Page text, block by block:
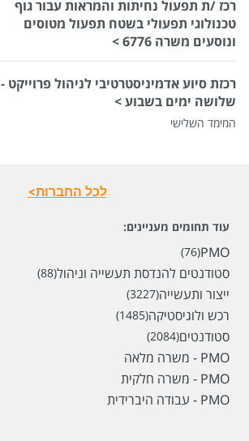
שכר
המעסיק לא סיפר לנו
סוג משרה
אקדמאים ללא ניסיון,
מיקום
פתח תקווה
לפני יומיים
רכז /ת תפעול נחיתות והמראות עבור גוף
טכנולוגי תפעולי בשטח תפעול מטוסים
ונוסעים משרה 6776 >
רכזת סיוע אדמיניסטרטיבי לניהול פרוייקט -
שלושה ימים בשבוע >
המימד השלישי
לכל החברות>
עוד תחומים מעניינים:
PMO
(76)
סטודנטים להנדסת תעשייה וניהול(88)
ייצור ותעשייה(3227)
רכש ולוגיסטיקה(1485)
סטודנטים(2084)
PMO - משרה מלאה
PMO - משרה חלקית
PMO - עבודה היברידית